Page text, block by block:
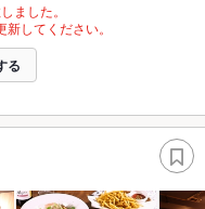
ました。
してください。
る